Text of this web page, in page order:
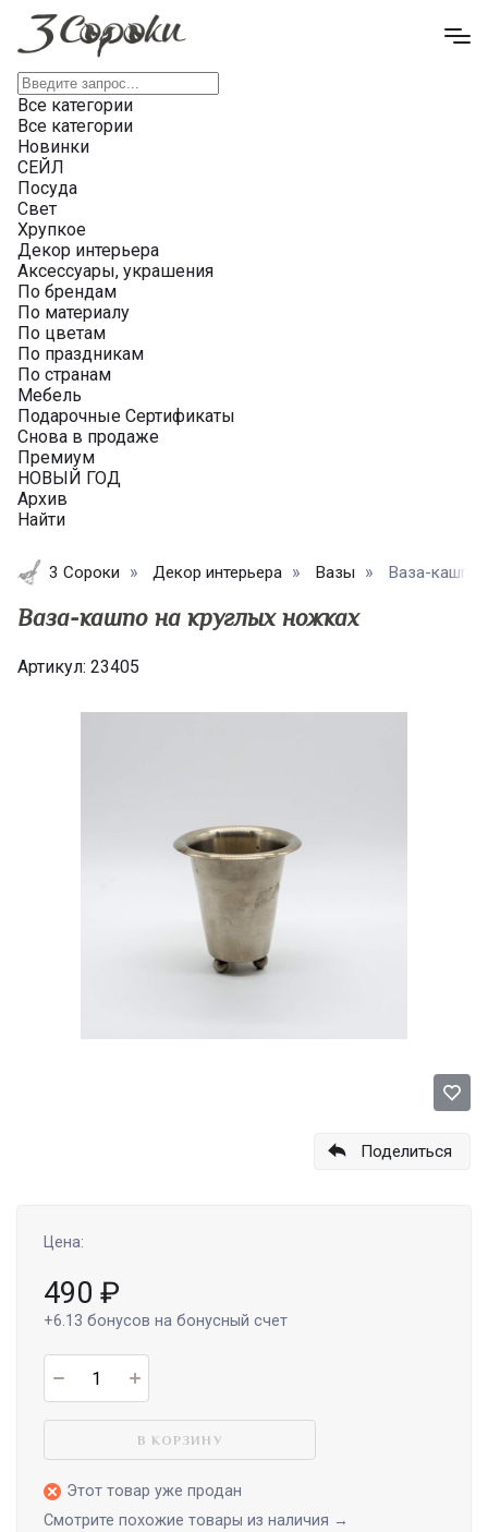
Все категории
Все категории
Новинки
СЕЙЛ
Посуда
Свет
Хрупкое
Декор интерьера
Аксессуары, украшения
По брендам
По материалу
По цветам
По праздникам
По странам
Мебель
Подарочные Сертификаты
Снова в продаже
Премиум
НОВЫЙ ГОД
Архив
Найти
3 Сороки Декор интерьера Вазы Ваза-кашпо
Ваза-кашпо на круглых ножках
Артикул: 23405
Поделиться
Цена:
490 ₽
+6.13 бонусов на бонусный счет
В КОРЗИНУ
Этот товар уже продан
Смотрите похожие товары из наличия →